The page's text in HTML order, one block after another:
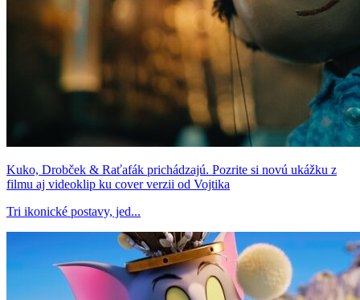
Kuko, Drobček & Raťafák prichádzajú. Pozrite si novú ukážku z
filmu aj videoklip ku cover verzii od Vojtika
Tri ikonické postavy, jed...